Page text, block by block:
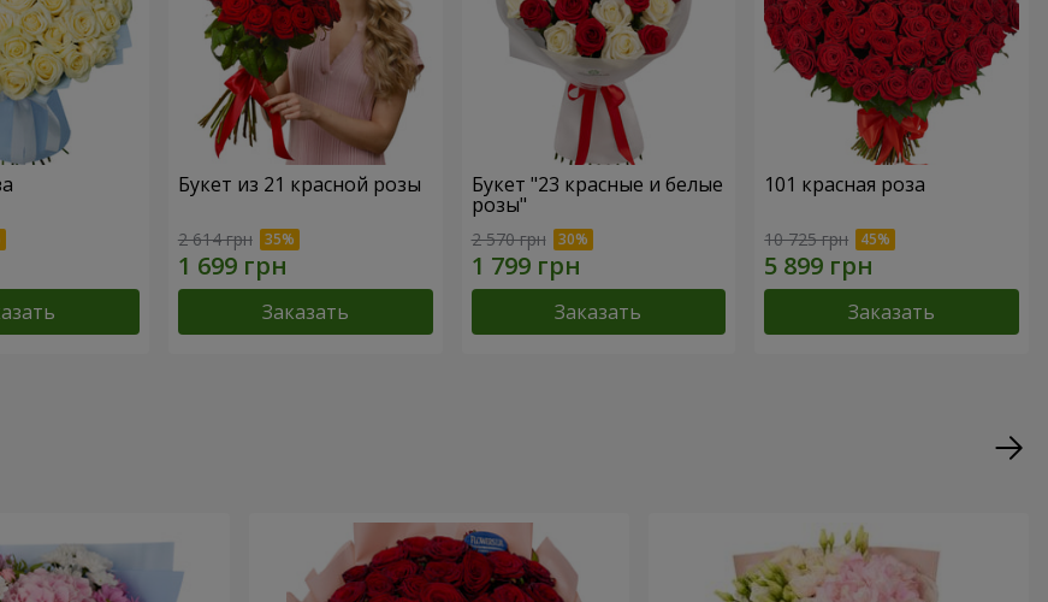
Букет из 21 красной розы
2 614 грн
Заказать
Букет "23 красные и белые
розы"
2 570 грн
Заказать
101 красная роза
10 725 грн
Заказать